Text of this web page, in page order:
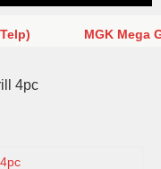
MGK Mega
4pc